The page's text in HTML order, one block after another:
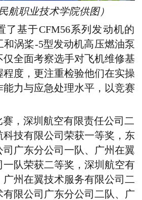
航职业技术学院供图）
了基于CFM56系列发动机的
和涡桨-5型发动机高压燃油泵
全面考察选手对飞机维修基
度，更注重检验他们在实操
力与应急处理水平，以竞赛
赛，深圳航空有限责任公司二
科技有限公司荣获一等奖，东
广东分公司一队、广州在翼
队荣获二等奖，深圳航空有
广州在翼技术服务有限公司二
有限公司广东分公司二队、广